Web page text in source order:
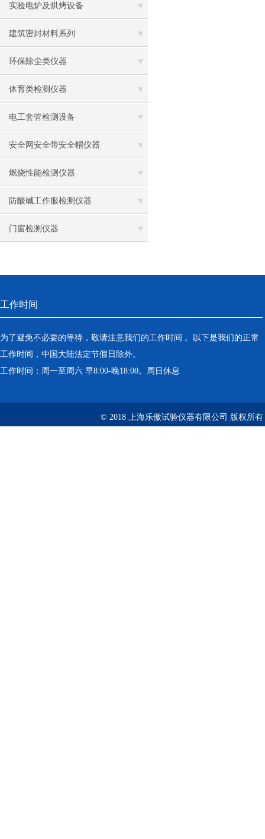
实验电炉及烘烤设备
建筑密封材料系列
环保除尘类仪器
体育类检测仪器
电工套管检测设备
安全网安全带安全帽仪器
燃烧性能检测仪器
防酸碱工作服检测仪器
门窗检测仪器
工作时间
为了避免不必要的等待，敬请注意我们的工作时间 。以下是我们的正常
工作时间，中国大陆法定节假日除外。
工作时间：周一至周六 早8:00-晚18:00。周日休息
© 2018 上海乐傲试验仪器有限公司 版权所